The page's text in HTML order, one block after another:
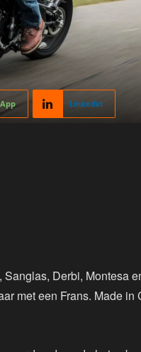
Linkedin
Derbi, Montesa
met een Frans. Made in